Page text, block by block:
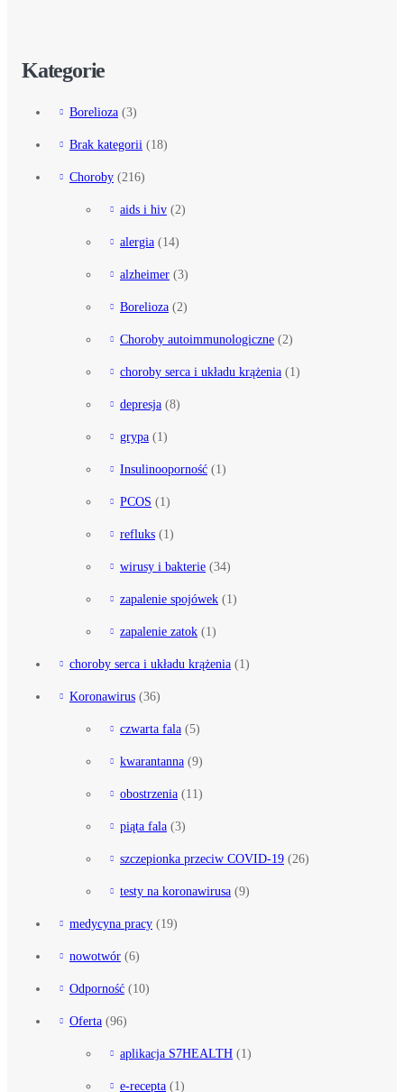
Kategorie
Borelioza (3)
Brak kategorii (18)
Choroby (216)
aids i hiv (2)
alergia (14)
alzheimer (3)
Borelioza (2)
Choroby autoimmunologiczne (2)
choroby serca i układu krążenia (1)
depresja (8)
grypa (1)
Insulinooporność (1)
PCOS (1)
refluks (1)
wirusy i bakterie (34)
zapalenie spojówek (1)
zapalenie zatok (1)
choroby serca i układu krążenia (1)
Koronawirus (36)
czwarta fala (5)
kwarantanna (9)
obostrzenia (11)
piąta fala (3)
szczepionka przeciw COVID-19 (26)
testy na koronawirusa (9)
medycyna pracy (19)
nowotwór (6)
Odporność (10)
Oferta (96)
aplikacja S7HEALTH (1)
e-recepta (1)